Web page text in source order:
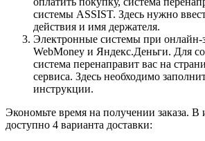
системы ASSIST. Здесь нужно
действия и имя держателя.
Электронные системы при онлайн-
WebMoney и Яндекс.Деньги. Для
система перенаправит вас на
сервиса. Здесь необходимо
инструкции.
Экономьте время на получении заказа. В
доступно 4 варианта доставки: